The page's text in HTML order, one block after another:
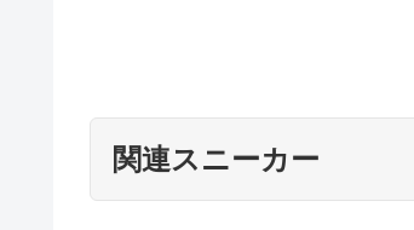
関連スニーカー